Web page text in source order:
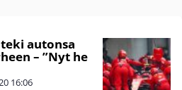
autonsa
– ”Nyt he
16:06